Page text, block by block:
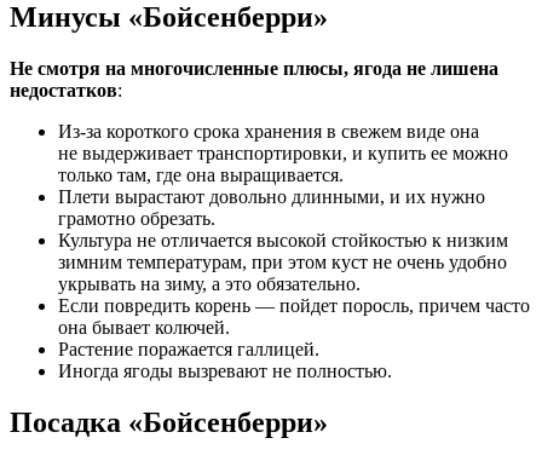
Минусы «Бойсенберри»
Не смотря на многочисленные плюсы, ягода не лишена
недостатков:
Из-за короткого срока хранения в свежем виде она
не выдерживает транспортировки, и купить ее можно
только там, где она выращивается.
Плети вырастают довольно длинными, и их нужно
грамотно обрезать.
Культура не отличается высокой стойкостью к низким
зимним температурам, при этом куст не очень удобно
укрывать на зиму, а это обязательно.
Если повредить корень — пойдет поросль, причем часто
она бывает колючей.
Растение поражается галлицей.
Иногда ягоды вызревают не полностью.
Посадка «Бойсенберри»